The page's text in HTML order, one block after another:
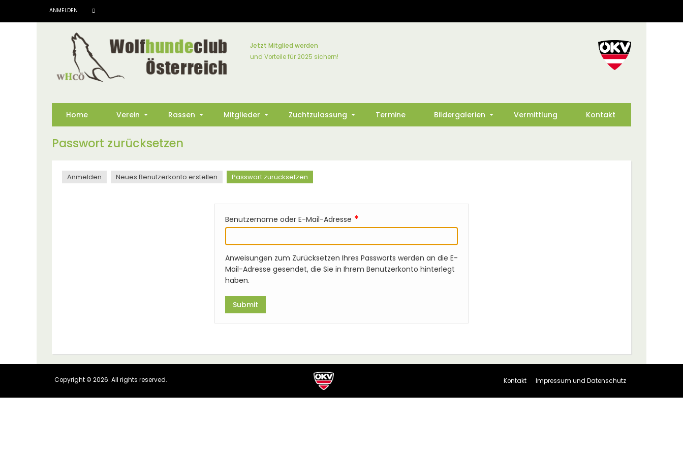
ANMELDEN
Jetzt Mitglied werden
und Vorteile für 2025 sichern!
Home +
Verein +
Rassen +
Mitglieder +
Zuchtzulassung Termine +
Bildergalerien Vermittlung Kontakt
Passwort zurücksetzen
Primäre
Anmelden Neues Benutzerkonto erstellen Passwort zurücksetzen
Reiter)
Benutzername oder E-Mail-Adresse
Anweisungen zum Zurücksetzen Ihres Passworts werden an die E-
Mail-Adresse gesendet, die Sie in Ihrem Benutzerkonto hinterlegt
haben.
Copyright © 2026. All rights reserved. Kontakt Impressum und Datenschutz